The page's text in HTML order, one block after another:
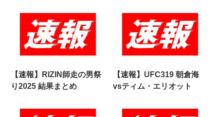
【速報】RIZIN師走の男祭
り2025 結果まとめ
【速報】UFC319 朝倉海
vsティム・エリオット